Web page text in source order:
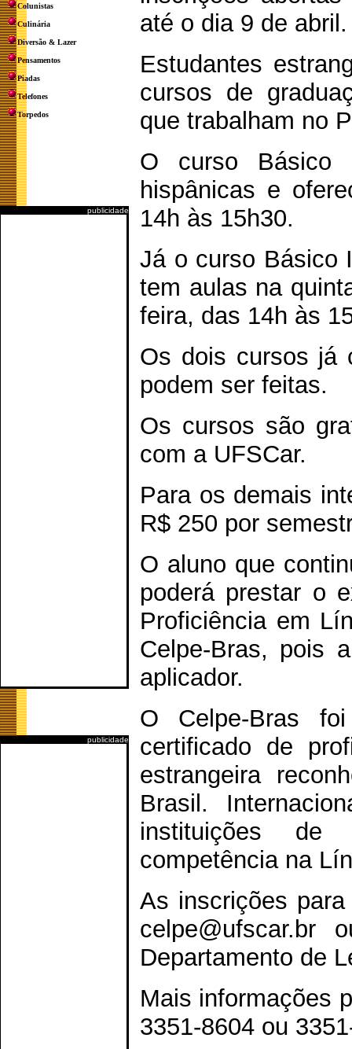
Colunistas
Culinária
Diversão & Lazer
Pensamentos
Piadas
Telefones
Torpedos
publicidade
publicidade
até o dia 9 de abril.
Estudantes
cursos de
que trabalham no
O curso Básico
hispânicas e
14h às 15h30.
Já o curso Básico
tem aulas na
feira, das 14h às
Os dois cursos já
podem ser feitas.
Os cursos são
com a UFSCar.
Para os demais
R$ 250 por
O aluno que
poderá prestar o
Proficiência em
Celpe-Bras, pois
aplicador.
O Celpe-Bras
certificado de
estrangeira
Brasil.
instituições de
competência na
As inscrições
celpe@ufscar.br
Departamento de
Mais informações
3351-8604 ou